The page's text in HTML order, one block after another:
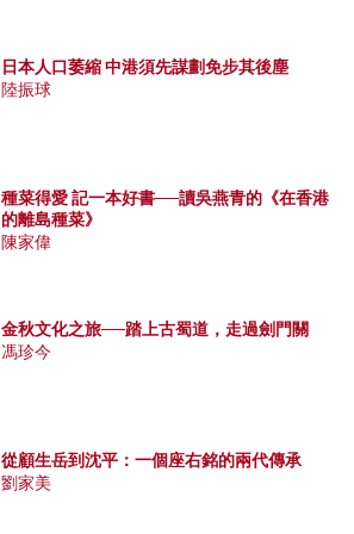
日本人口萎縮 中港須先謀劃免步其後塵
陸振球
種菜得愛 記一本好書──讀吳燕青的《在香港
的離島種菜》
陳家偉
金秋文化之旅──踏上古蜀道，走過劍門關
馮珍今
從顧生岳到沈平：一個座右銘的兩代傳承
劉家美